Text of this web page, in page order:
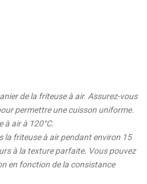
de la friteuse à air. Assurez-vous
permettre une cuisson uniforme.
air à 120°C.
la friteuse à air pendant environ 15
à la texture parfaite. Vous pouvez
en fonction de la consistance